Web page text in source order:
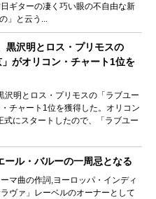
ギターの凄く巧い眼の不自由な新
」と云う...
黒沢明とロス・プリモスの
」がオリコン・チャート1位を
沢明とロス・プリモスの「ラブユー
チャート1位を獲得した。オリコン
にスタートしたので、「ラブユー
ール・バルーの一周忌となる
マ曲の作詞,ヨーロッパ・インディ
ヴァ」レーベルのオーナーとして